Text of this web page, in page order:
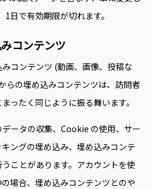
日で有効期限が切れます。
コンテンツ
コンテンツ (動画、画像、投稿な
らの埋め込みコンテンツは、訪問者
ったく同じように振る舞います。
ータの収集、Cookie の使用、サー
ングの埋め込み、埋め込みコンテ
ことがあります。アカウントを使
場合、埋め込みコンテンツとのや